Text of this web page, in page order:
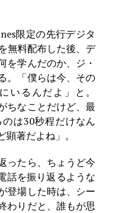
限定の先行デジタ
無料配布した後、デ
を学んだのか、ジ・
。「僕らは今、その
いるんだよ」と。
ちなことだけど、最
は30秒程だけなん
著だよね」。
ったら、ちょうど今
話を振り返るような
登場した時は、シー
わりだと、誰もが思